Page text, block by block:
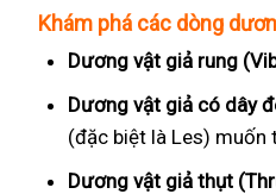
Khám phá các dòng
Dương vật giả rung
Dương vật giả có dây
(đặc biệt là Les) muốn
Dương vật giả thụt